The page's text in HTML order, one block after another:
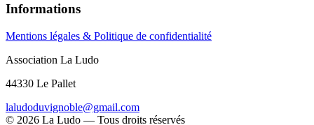
Informations
Mentions légales & Politique de confidentialité
Association La Ludo
44330 Le Pallet
laludoduvignoble@gmail.com
© 2026 La Ludo — Tous droits réservés